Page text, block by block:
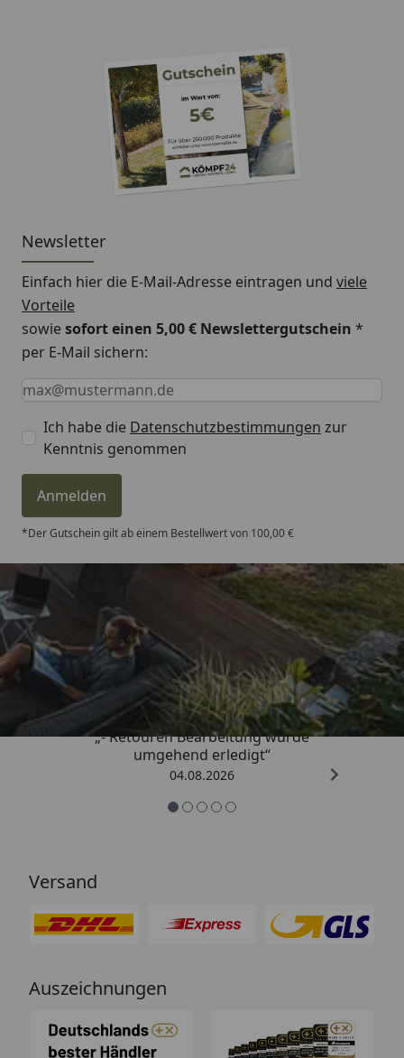
Newsletter
Einfach hier die E-Mail-Adresse eintragen und viele
Vorteile
sowiesofort einen 5,00 € Newslettergutschein *
per E-Mail sichern:
Keine Eingabe erforderlich
Eingabe erforderlich
E-Mail *
Ich habe die Datenschutzbestimmungen zur
Kenntnis genommen
Anmelden
*Der Gutschein gilt ab einem Bestellwert von 100,00 €
Trusted Shops
4,81/ 5
„- Retouren Bearbeitung wurde
umgehend erledigt“
04.08.2026
Versand
Auszeichnungen